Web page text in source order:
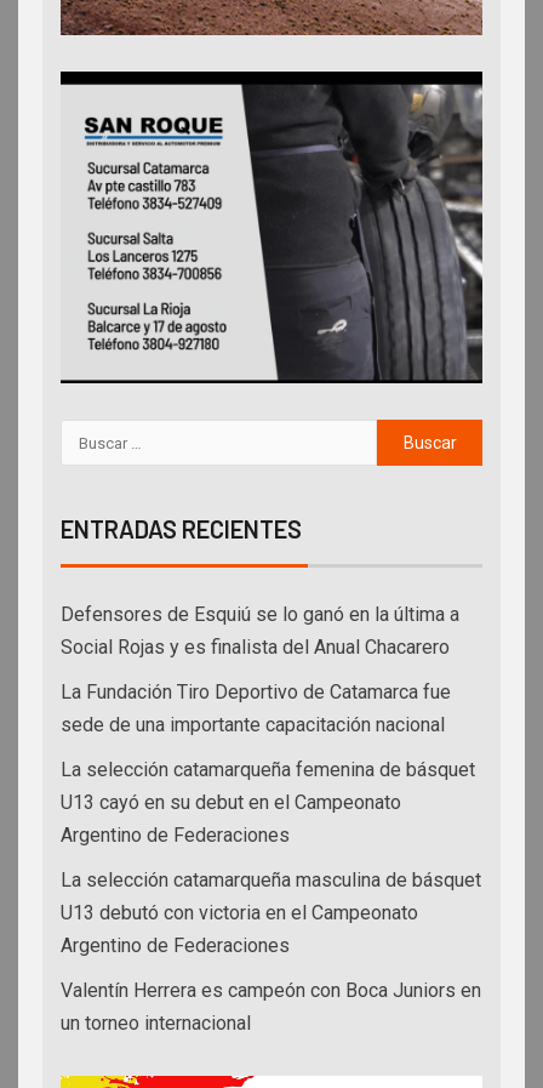
ENTRADAS RECIENTES
Defensores de Esquiú se lo ganó en la última a
Social Rojas y es finalista del Anual Chacarero
La Fundación Tiro Deportivo de Catamarca fue
sede de una importante capacitación nacional
La selección catamarqueña femenina de básquet
U13 cayó en su debut en el Campeonato
Argentino de Federaciones
La selección catamarqueña masculina de básquet
U13 debutó con victoria en el Campeonato
Argentino de Federaciones
Valentín Herrera es campeón con Boca Juniors en
un torneo internacional